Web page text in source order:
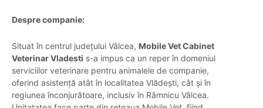
Despre companie:
Situat în centrul județului Vâlcea, Mobile Vet Cabinet
Veterinar Vladesti s-a impus ca un reper în domeniul
serviciilor veterinare pentru animalele de companie,
oferind asistență atât în localitatea Vlădești, cât și în
regiunea înconjurătoare, inclusiv în Râmnicu Vâlcea.